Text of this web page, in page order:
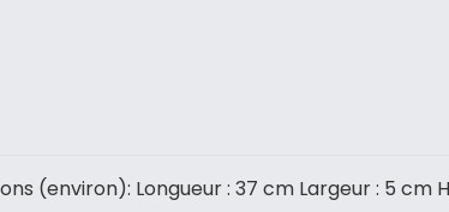
(environ): Longueur : 37 cm Largeur : 5 cm